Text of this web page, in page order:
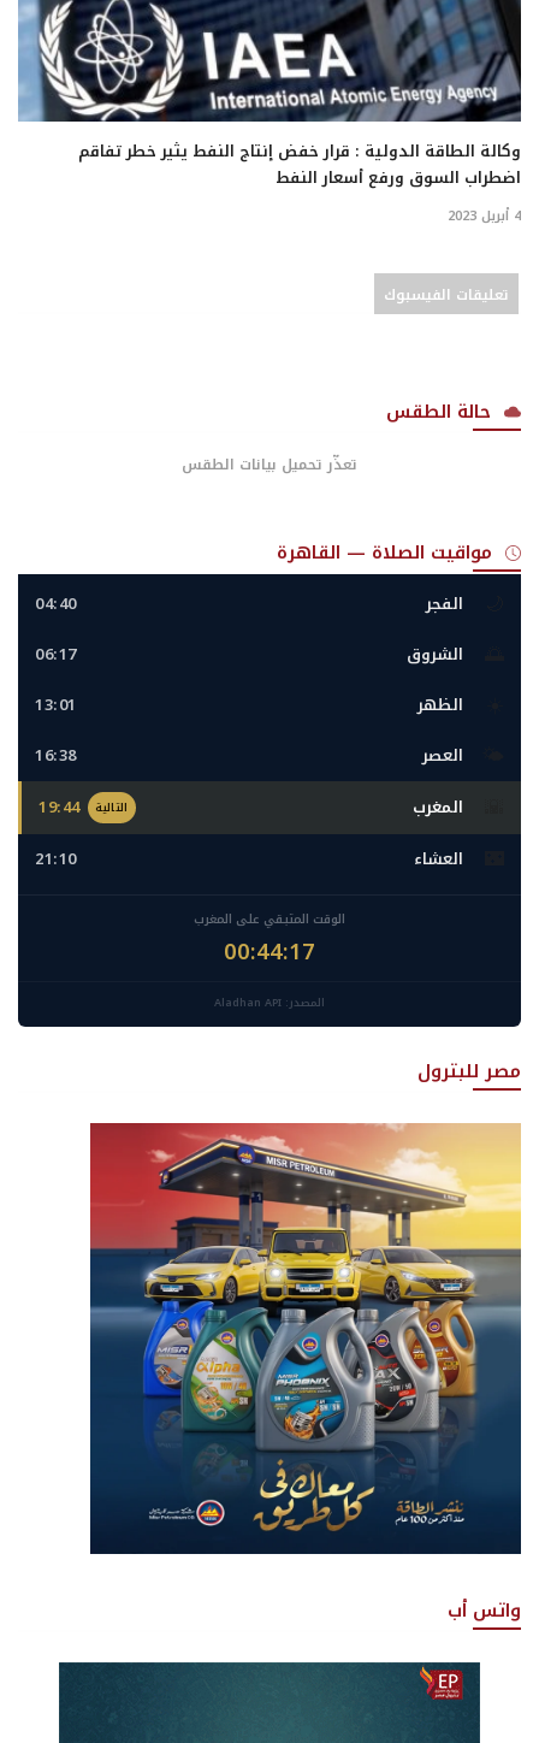
وكالة الطاقة الدولية : قرار خفض إنتاج النفط يثير خطر تفاقم
اضطراب السوق ورفع أسعار النفط
4 أبريل 2023
تعليقات الفيسبوك
حالة الطقس
تعذّر تحميل بيانات الطقس
مواقيت الصلاة — القاهرة
الفجر 04:40
الشروق 06:17
الظهر 13:01
العصر 16:38
المغرب التالية 19:44
العشاء 21:10
الوقت المتبقي على المغرب
00:44:16
المصدر: Aladhan API
مصر للبترول
واتس أب